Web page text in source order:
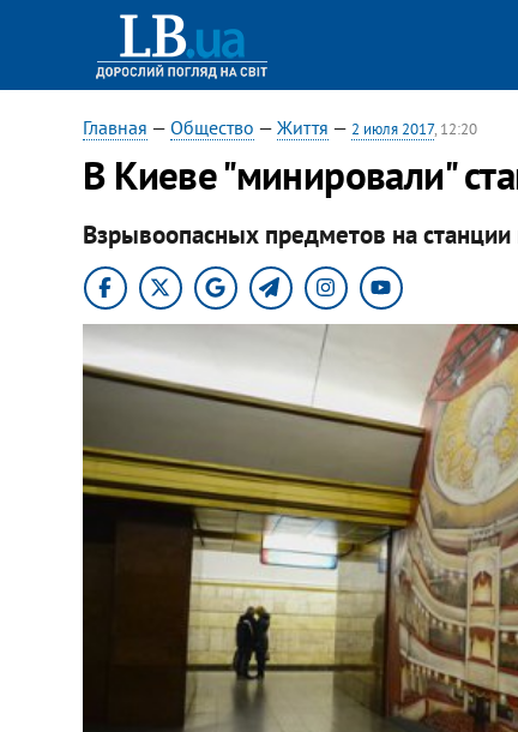
Главная — Общество — Життя — 2 июля 2017, 12:20
В Киеве "минировали"
Взрывоопасных предметов на